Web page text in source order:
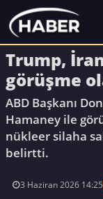
Trump,
görüşme
ABD Başkanı
Hamaney ile
nükleer silaha
belirtti.
3 Haziran 2026 14:25